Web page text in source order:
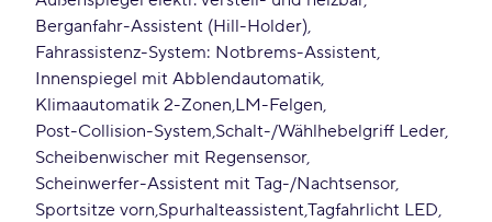
Berganfahr-Assistent (Hill-Holder)
Fahrassistenz-System: Notbrems-Assistent
Innenspiegel mit Abblendautomatik
Klimaautomatik 2-Zonen LM-Felgen
Post-Collision-System Schalt-/Wählhebelgriff Leder
Scheibenwischer mit Regensensor
Scheinwerfer-Assistent mit Tag-/Nachtsensor
Sportsitze vorn SpurhalteassistentTagfahrlicht LED